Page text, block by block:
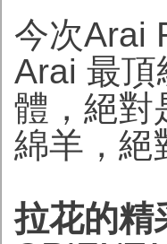
今次Arai
Arai 最頂
體，絕對
綿羊，絕
拉花的精